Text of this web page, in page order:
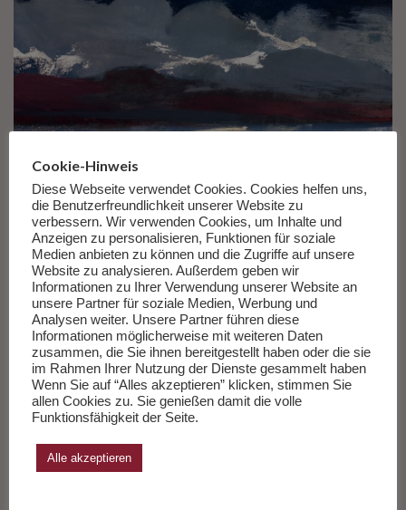
Ein Comer See – Roman voller
Glamour und Exzentrik
vonFeuilletonscout Barbara Hoppe,Literatur,Rezension
30. Juni 2026
Ein Comer See – Roman zwischen Glamour und Exzentrik:
Oliver Maria Schmitt verbindet Dolce Vita mit feiner Ironie. Von
Barbara Hoppe.
Cookie-Hinweis
Diese Webseite verwendet Cookies. Cookies helfen uns,
die Benutzerfreundlichkeit unserer Website zu
verbessern. Wir verwenden Cookies, um Inhalte und
Anzeigen zu personalisieren, Funktionen für soziale
Medien anbieten zu können und die Zugriffe auf unsere
Website zu analysieren. Außerdem geben wir
Informationen zu Ihrer Verwendung unserer Website an
unsere Partner für soziale Medien, Werbung und
Analysen weiter. Unsere Partner führen diese
Informationen möglicherweise mit weiteren Daten
zusammen, die Sie ihnen bereitgestellt haben oder die sie
im Rahmen Ihrer Nutzung der Dienste gesammelt haben
Wenn Sie auf “Alles akzeptieren” klicken, stimmen Sie
allen Cookies zu. Sie genießen damit die volle
Funktionsfähigkeit der Seite.
Alle akzeptieren